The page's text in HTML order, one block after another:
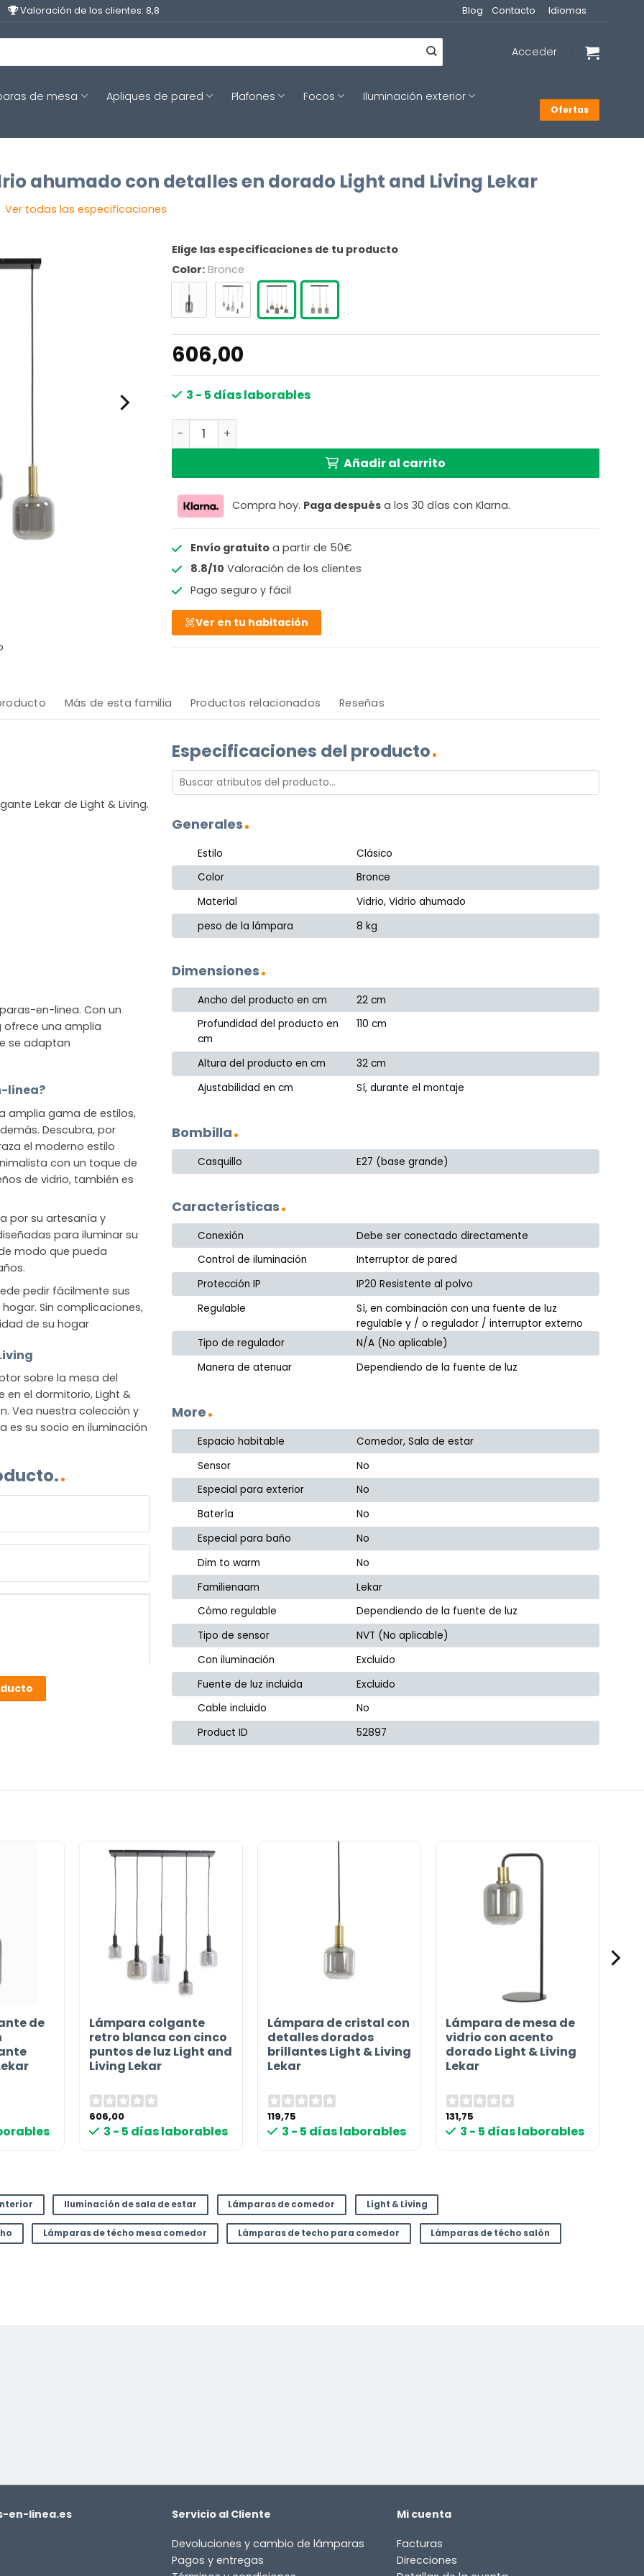
Valoración de los clientes: 8,8 Blog Contacto Idiomas
Acceder
de mesa Apliques de pared Plafones Focos
Iluminación exterior
Ofertas
ahumado con detalles en dorado Light and Living Lekar
Ver todas las especificaciones
Elige las especificaciones de tu producto
Color: Bronce
606,00
3 - 5 días laborables
Lámpara colgante retro de vidrio ahumado con detalles en dorado Light and
Añadir al carrito
Compra hoy. Paga después a los 30 días con Klarna.
Envío gratuitoa partir de 50€
8.8/10 Valoración de los clientes
Pago seguro y fácil
Ver en tu habitación
Más de esta familia Productos relacionados Reseñas
Lekar de Light & Living.
en-linea. Con un
ofrece una amplia
se adaptan
linea?
amplia gama de estilos,
Descubra, por
el moderno estilo
con un toque de
de vidrio, también es
por su artesanía y
para iluminar su
modo que pueda
pedir fácilmente sus
Sin complicaciones,
de su hogar
sobre la mesa del
el dormitorio, Light &
Vea nuestra colección y
es su socio en iluminación
Especificaciones del producto
Generales
Estilo
Clásico
Color
Bronce
Material
Vidrio, Vidrio ahumado
peso de la lámpara
8 kg
Dimensiones
Ancho del producto en cm
22 cm
Profundidad del producto en
cm
110 cm
Altura del producto en cm
32 cm
Ajustabilidad en cm
Sí, durante el montaje
Bombilla
Casquillo E27 (base grande)
Características
Conexión
Debe ser conectado directamente
Control de iluminación
Interruptor de pared
Protección IP
IP20 Resistente al polvo
Regulable
Sí, en combinación con una fuente de luz
regulable y / o regulador / interruptor externo
Tipo de regulador
N/A (No aplicable)
Manera de atenuar
Dependiendo de la fuente de luz
More
Espacio habitable
Comedor, Sala de estar
Sensor
No
Especial para exterior
No
Batería
No
Especial para baño
No
Dim to warm
No
Familienaam
Lekar
Cómo regulable
Dependiendo de la fuente de luz
Tipo de sensor
NVT (No aplicable)
Con iluminación
Excluido
Fuente de luz incluida
Excluido
Cable incluido
No
Product ID
52897
de
Lámpara colgante
retro blanca con cinco
puntos de luz Light and
Living Lekar
606,00
3 - 5 días laborables
Lámpara de cristal con
detalles dorados
brillantes Light & Living
Lekar
119,75
3 - 5 días laborables
Lámpara de mesa de
vidrio con acento
dorado Light & Living
Lekar
131,75
3 - 5 días laborables
Iluminación de sala de estar Lámparas de comedor Light & Living
Lámparas de técho mesa comedor Lámparas de techo para comedor Lámparas de técho salón
en-linea.es Servicio al Cliente
Devoluciones y cambio de lámparas
Pagos y entregas
Mi cuenta
Facturas
Direcciones